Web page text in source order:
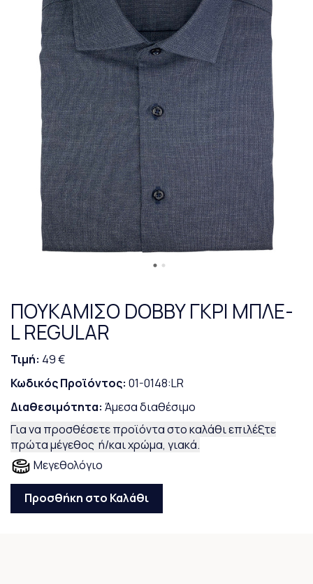
ΠΟΥΚΑΜΙΣΟ DOBBY ΓΚΡΙ ΜΠΛΕ-
L REGULAR
Τιμή: 49 €
Κωδικός Προϊόντος: 01-0148:LR
Διαθεσιμότητα: Άμεσα διαθέσιμο
Για να προσθέσετε προϊόντα στο καλάθι επιλέξτε
πρώτα μέγεθος ή/και χρώμα, γιακά.
Μεγεθολόγιο
Προσθήκη στο Καλάθι